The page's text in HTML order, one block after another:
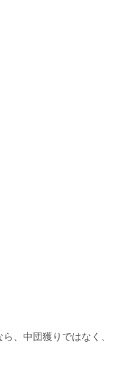
、中団獲りではなく、